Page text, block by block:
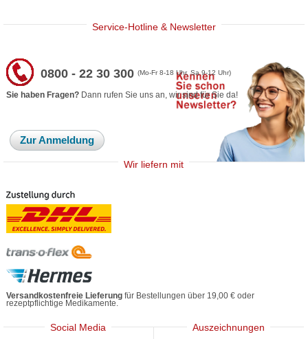
Service-Hotline & Newsletter
0800 - 22 30 300(Mo-Fr 8-18 Uhr, Sa 9-12 Uhr)
Sie haben Fragen? Dann rufen Sie uns an, wir sind für Sie da!
Zur Anmeldung
Wir liefern mit
Versandkostenfreie Lieferung für Bestellungen über 19,00 € oder
rezeptpflichtige Medikamente.
Social Media Auszeichnungen